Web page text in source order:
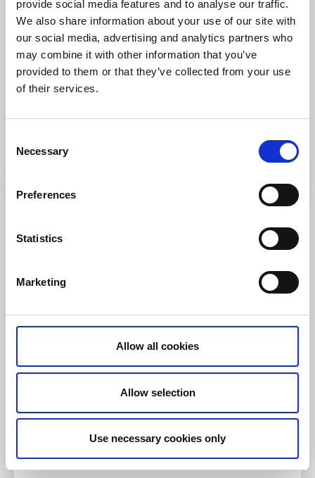
provide social media features and to analyse our traffic.
We also share information about your use of our site with
our social media, advertising and analytics partners who
may combine it with other information that you’ve
provided to them or that they’ve collected from your use
of their services.
Selection
Necessary
Preferences
Statistics
Marketing
Allow all cookies
Allow selection
Use necessary cookies only
Restaurang
Mariestad
Läs mer